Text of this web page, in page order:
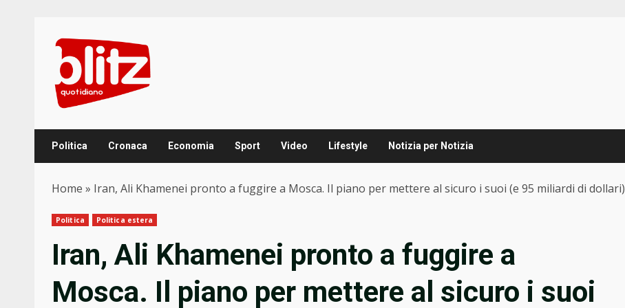
content
Politica Cronaca Economia Sport Video Lifestyle Notizia per Notizia
Home » Iran, Ali Khamenei pronto a fuggire a Mosca. Il piano per mettere al sicuro i suoi (e 95 miliardi di dollari)
Politica Politica estera
Iran, Ali Khamenei pronto a fuggire a
Mosca. Il piano per mettere al sicuro i suoi